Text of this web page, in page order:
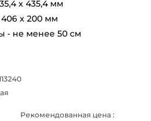
х 435,4 мм
х 200 мм
- не менее 50 см
Рекомендованная цена :